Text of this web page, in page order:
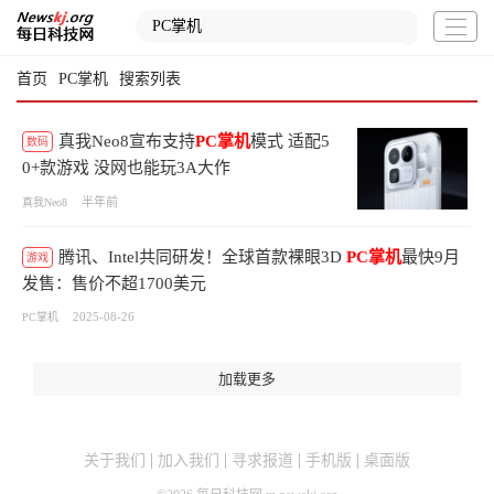
首页 PC掌机 搜索列表
数码 真我Neo8宣布支持PC掌机模式 适配5
0+款游戏 没网也能玩3A大作
真我Neo8 半年前
游戏 腾讯、Intel共同研发！全球首款裸眼3D PC掌机最快9月
发售：售价不超1700美元
PC掌机 2025-08-26
加载更多
关于我们 加入我们 寻求报道 手机版 桌面版